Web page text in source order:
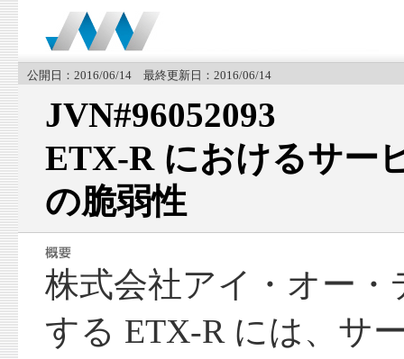
公開日：2016/06/14 最終更新日：2016/06/14
JVN#96052093
ETX-R におけるサー
の脆弱性
株式会社アイ・オー・
する ETX-R には、サ